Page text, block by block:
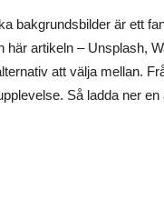
bakgrundsbilder är ett
artikeln – Unsplash,
att välja mellan.
Så ladda ner